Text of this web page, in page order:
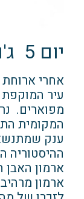
יום 5 ג'ודפור–פושקאר
אחרי ארוחת
עיר
מפוארים.
המקומית
ענק
ההיסטוריה
ארמון האבן
ארמון